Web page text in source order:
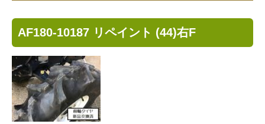
AF180-10187 リペイント (44)右F